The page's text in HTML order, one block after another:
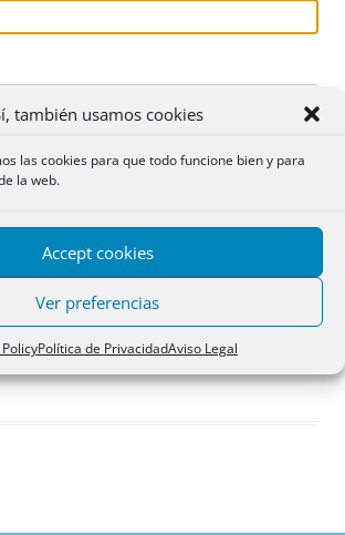
también usamos cookies
las cookies para que todo funcione bien y para
la web.
Accept cookies
Ver preferencias
Política de PrivacidadAviso Legal
tu contraseña?